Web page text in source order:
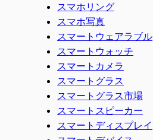
スマホリング
スマホ写真
スマートウェアラブル
スマートウォッチ
スマートカメラ
スマートグラス
スマートグラス市場
スマートスピーカー
スマートディスプレイ